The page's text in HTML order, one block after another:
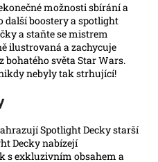
možnosti sbírání a
další boostery a spotlight
a staňte se mistrem
ilustrovaná a zachycuje
světa Star Wars.
nebyly tak strhující!
Spotlight Decky starší
Decky nabízejí
s exkluzivním obsahem a